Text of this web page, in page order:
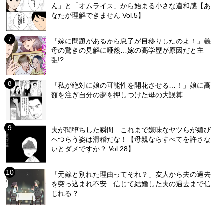
ん」と「オムライス」から始まる小さな違和感【あ
なたが理解できません Vol.5】
「嫁に問題があるから息子が目移りしたのよ！」義
母の驚きの見解に唖然…嫁の高学歴が原因だと主
張!?
「私が絶対に娘の可能性を開花させる…！」娘に高
額を注ぎ自分の夢を押しつけた母の大誤算
夫が闇堕ちした瞬間…これまで嫌味なヤツらが媚び
へつらう姿は滑稽だな！【母親ならすべてを許さな
いとダメですか？ Vol.28】
「元嫁と別れた理由ってそれ？」友人から夫の過去
を突っ込まれ不安…信じて結婚した夫の過去まで信
じれる？